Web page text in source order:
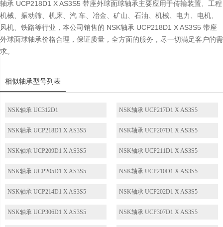
轴承 UCP218D1 X AS3S5 带座外球面球轴承主要应用于传输装置、工程
机械、振动筛、机床、汽 车、冶金、矿山、石油、机械、电力、电机、
风机、铁路等行业，本公司销售的 NSK轴承 UCP218D1 X AS3S5 带座
外球面球轴承价格合理，保证质量，全方面的服务，尽一切满足客户的需
求。
相似轴承型号列表
NSK轴承 UC312D1 NSK轴承 UCP217D1 X AS3S5
NSK轴承 UCP218D1 X AS3S5 NSK轴承 UCP207D1 X AS3S5
NSK轴承 UCP209D1 X AS3S5 NSK轴承 UCP211D1 X AS3S5
NSK轴承 UCP205D1 X AS3S5 NSK轴承 UCP210D1 X AS3S5
NSK轴承 UCP214D1 X AS3S5 NSK轴承 UCP202D1 X AS3S5
NSK轴承 UCP306D1 X AS3S5 NSK轴承 UCP307D1 X AS3S5